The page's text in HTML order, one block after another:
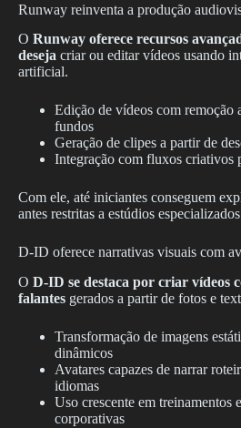
Runway reinventa a produção
O Runway oferece recursos
deseja criar ou editar vídeos usando
artificial.
Edição de vídeos com remoção
fundos
Geração de clipes a partir de
Integração com fluxos criativos
Com ele, até iniciantes conseguem
antes restritas a estúdios
D-ID oferece narrativas visuais com
O D-ID se destaca por criar vídeos
falantes gerados a partir de fotos e
Transformação de imagens
dinâmicos
Avatares capazes de narrar
idiomas
Uso crescente em treinamentos
corporativas